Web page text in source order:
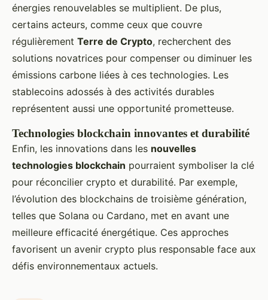
énergies renouvelables se multiplient. De plus,
certains acteurs, comme ceux que couvre
régulièrement Terre de Crypto, recherchent des
solutions novatrices pour compenser ou diminuer les
émissions carbone liées à ces technologies. Les
stablecoins adossés à des activités durables
représentent aussi une opportunité prometteuse.
Technologies blockchain innovantes et durabilité
Enfin, les innovations dans les nouvelles
technologies blockchain pourraient symboliser la clé
pour réconcilier crypto et durabilité. Par exemple,
l’évolution des blockchains de troisième génération,
telles que Solana ou Cardano, met en avant une
meilleure efficacité énergétique. Ces approches
favorisent un avenir crypto plus responsable face aux
défis environnementaux actuels.